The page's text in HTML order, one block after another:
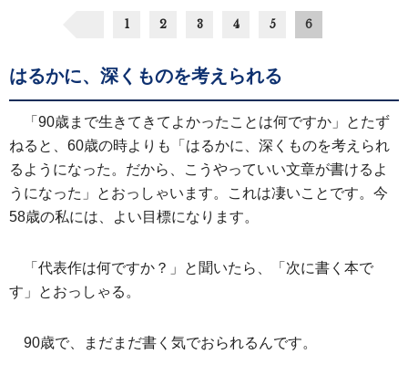
1 2 3 4 5 6
はるかに、深くものを考えられる
「90歳まで生きてきてよかったことは何ですか」とたず
ねると、60歳の時よりも「はるかに、深くものを考えられ
るようになった。だから、こうやっていい文章が書けるよ
うになった」とおっしゃいます。これは凄いことです。今
58歳の私には、よい目標になります。
「代表作は何ですか？」と聞いたら、「次に書く本で
す」とおっしゃる。
90歳で、まだまだ書く気でおられるんです。